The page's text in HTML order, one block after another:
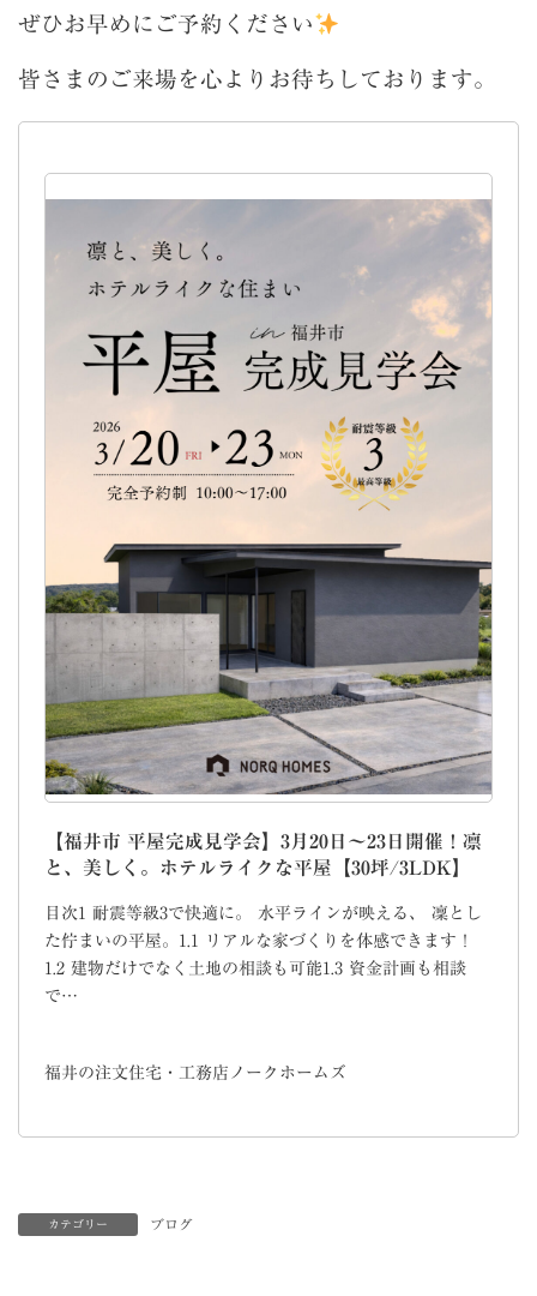
ぜひお早めにご予約ください
皆さまのご来場を心よりお待ちしております。
【福井市 平屋完成見学会】3月20日～23日開催！凛
と、美しく。ホテルライクな平屋【30坪/3LDK】
目次1 耐震等級3で快適に。 水平ラインが映える、 凜とし
た佇まいの平屋。1.1 リアルな家づくりを体感できます！
1.2 建物だけでなく土地の相談も可能1.3 資金計画も相談
で…
福井の注文住宅・工務店ノークホームズ
カテゴリー ブログ